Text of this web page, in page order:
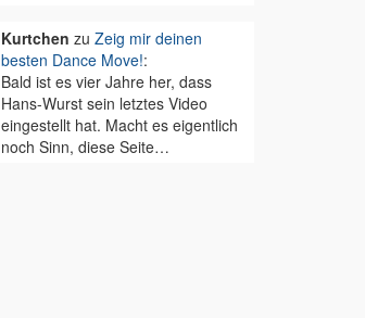
Kurtchen zu Zeig mir deinen
besten Dance Move!:
Bald ist es vier Jahre her, dass
Hans-Wurst sein letztes Video
eingestellt hat. Macht es eigentlich
noch Sinn, diese Seite…